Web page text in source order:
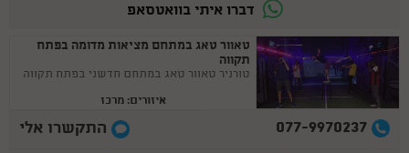
דברו איתי בוואטסאפ
טאוור טאג במתחם מציאות מדומה בפתח
תקווה
טורניר טאוור טאג במתחם חדשני בפתח תקווה
איזורים: מרכז
077-9970237 התקשרו אלי